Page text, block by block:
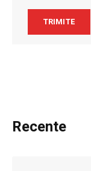
Recente